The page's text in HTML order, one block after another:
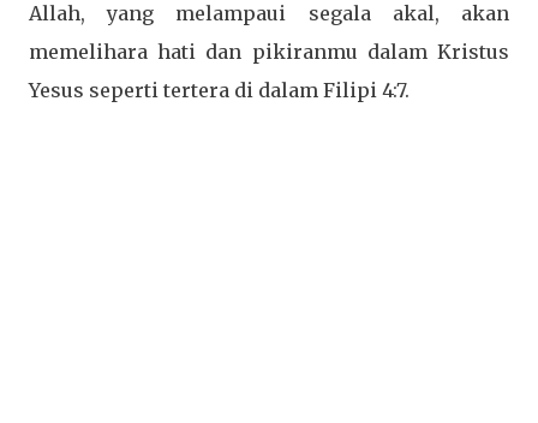
Allah, yang melampaui segala akal, akan
memelihara hati dan pikiranmu dalam Kristus
Yesus seperti tertera di dalam Filipi 4:7.